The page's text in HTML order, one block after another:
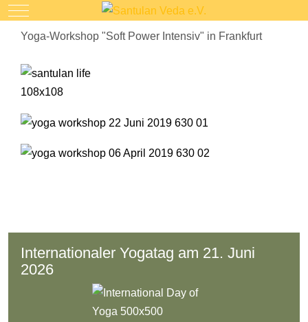
Mobile Menu Toggle
Yoga-Workshop "Soft Power Intensiv" in Frankfurt
Internationaler Yogatag am 21. Juni
2026